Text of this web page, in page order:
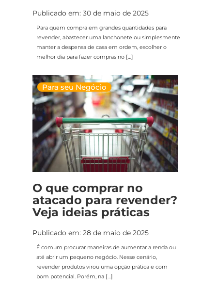
Publicado em: 30 de maio de 2025
Para quem compra em grandes quantidades para
revender, abastecer uma lanchonete ou simplesmente
manter a despensa de casa em ordem, escolher o
melhor dia para fazer compras no […]
Para seu Negócio
O que comprar no
atacado para revender?
Veja ideias práticas
Publicado em: 28 de maio de 2025
É comum procurar maneiras de aumentar a renda ou
até abrir um pequeno negócio. Nesse cenário,
revender produtos virou uma opção prática e com
bom potencial. Porém, na […]